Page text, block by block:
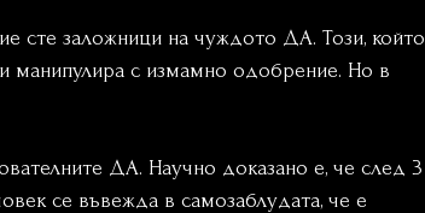
сте заложници на чуждото ДА. Този, който
манипулира с измамно одобрение. Но в
ДА. Научно доказано е, че след 3
се въвежда в самозаблудата, че е